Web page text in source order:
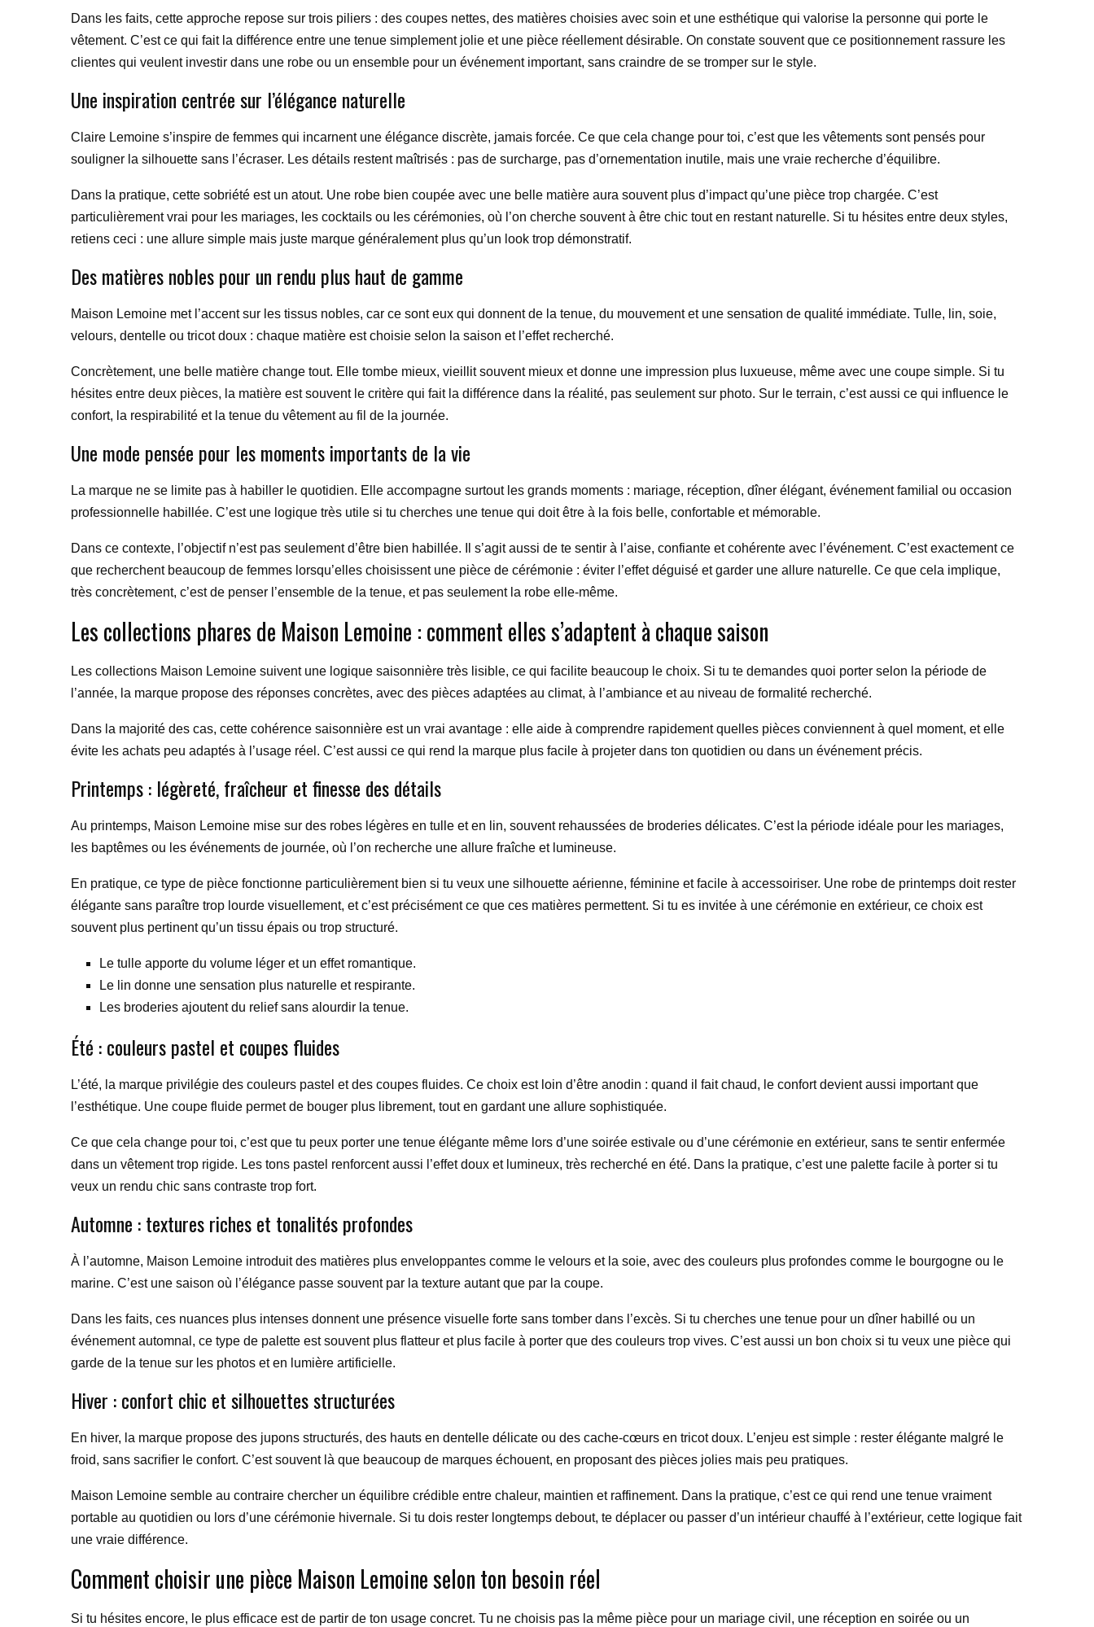
Dans les faits, cette approche repose sur trois piliers : des coupes nettes, des matières choisies avec soin et une esthétique qui valorise la personne qui porte le
vêtement. C’est ce qui fait la différence entre une tenue simplement jolie et une pièce réellement désirable. On constate souvent que ce positionnement rassure les
clientes qui veulent investir dans une robe ou un ensemble pour un événement important, sans craindre de se tromper sur le style.
Une inspiration centrée sur l’élégance naturelle
Claire Lemoine s’inspire de femmes qui incarnent une élégance discrète, jamais forcée. Ce que cela change pour toi, c’est que les vêtements sont pensés pour
souligner la silhouette sans l’écraser. Les détails restent maîtrisés : pas de surcharge, pas d’ornementation inutile, mais une vraie recherche d’équilibre.
Dans la pratique, cette sobriété est un atout. Une robe bien coupée avec une belle matière aura souvent plus d’impact qu’une pièce trop chargée. C’est
particulièrement vrai pour les mariages, les cocktails ou les cérémonies, où l’on cherche souvent à être chic tout en restant naturelle. Si tu hésites entre deux styles,
retiens ceci : une allure simple mais juste marque généralement plus qu’un look trop démonstratif.
Des matières nobles pour un rendu plus haut de gamme
Maison Lemoine met l’accent sur les tissus nobles, car ce sont eux qui donnent de la tenue, du mouvement et une sensation de qualité immédiate. Tulle, lin, soie,
velours, dentelle ou tricot doux : chaque matière est choisie selon la saison et l’effet recherché.
Concrètement, une belle matière change tout. Elle tombe mieux, vieillit souvent mieux et donne une impression plus luxueuse, même avec une coupe simple. Si tu
hésites entre deux pièces, la matière est souvent le critère qui fait la différence dans la réalité, pas seulement sur photo. Sur le terrain, c’est aussi ce qui influence le
confort, la respirabilité et la tenue du vêtement au fil de la journée.
Une mode pensée pour les moments importants de la vie
La marque ne se limite pas à habiller le quotidien. Elle accompagne surtout les grands moments : mariage, réception, dîner élégant, événement familial ou occasion
professionnelle habillée. C’est une logique très utile si tu cherches une tenue qui doit être à la fois belle, confortable et mémorable.
Dans ce contexte, l’objectif n’est pas seulement d’être bien habillée. Il s’agit aussi de te sentir à l’aise, confiante et cohérente avec l’événement. C’est exactement ce
que recherchent beaucoup de femmes lorsqu’elles choisissent une pièce de cérémonie : éviter l’effet déguisé et garder une allure naturelle. Ce que cela implique,
très concrètement, c’est de penser l’ensemble de la tenue, et pas seulement la robe elle-même.
Les collections phares de Maison Lemoine : comment elles s’adaptent à chaque saison
Les collections Maison Lemoine suivent une logique saisonnière très lisible, ce qui facilite beaucoup le choix. Si tu te demandes quoi porter selon la période de
l’année, la marque propose des réponses concrètes, avec des pièces adaptées au climat, à l’ambiance et au niveau de formalité recherché.
Dans la majorité des cas, cette cohérence saisonnière est un vrai avantage : elle aide à comprendre rapidement quelles pièces conviennent à quel moment, et elle
évite les achats peu adaptés à l’usage réel. C’est aussi ce qui rend la marque plus facile à projeter dans ton quotidien ou dans un événement précis.
Printemps : légèreté, fraîcheur et finesse des détails
Au printemps, Maison Lemoine mise sur des robes légères en tulle et en lin, souvent rehaussées de broderies délicates. C’est la période idéale pour les mariages,
les baptêmes ou les événements de journée, où l’on recherche une allure fraîche et lumineuse.
En pratique, ce type de pièce fonctionne particulièrement bien si tu veux une silhouette aérienne, féminine et facile à accessoiriser. Une robe de printemps doit rester
élégante sans paraître trop lourde visuellement, et c’est précisément ce que ces matières permettent. Si tu es invitée à une cérémonie en extérieur, ce choix est
souvent plus pertinent qu’un tissu épais ou trop structuré.
Le tulle apporte du volume léger et un effet romantique.
Le lin donne une sensation plus naturelle et respirante.
Les broderies ajoutent du relief sans alourdir la tenue.
Été : couleurs pastel et coupes fluides
L’été, la marque privilégie des couleurs pastel et des coupes fluides. Ce choix est loin d’être anodin : quand il fait chaud, le confort devient aussi important que
l’esthétique. Une coupe fluide permet de bouger plus librement, tout en gardant une allure sophistiquée.
Ce que cela change pour toi, c’est que tu peux porter une tenue élégante même lors d’une soirée estivale ou d’une cérémonie en extérieur, sans te sentir enfermée
dans un vêtement trop rigide. Les tons pastel renforcent aussi l’effet doux et lumineux, très recherché en été. Dans la pratique, c’est une palette facile à porter si tu
veux un rendu chic sans contraste trop fort.
Automne : textures riches et tonalités profondes
À l’automne, Maison Lemoine introduit des matières plus enveloppantes comme le velours et la soie, avec des couleurs plus profondes comme le bourgogne ou le
marine. C’est une saison où l’élégance passe souvent par la texture autant que par la coupe.
Dans les faits, ces nuances plus intenses donnent une présence visuelle forte sans tomber dans l’excès. Si tu cherches une tenue pour un dîner habillé ou un
événement automnal, ce type de palette est souvent plus flatteur et plus facile à porter que des couleurs trop vives. C’est aussi un bon choix si tu veux une pièce qui
garde de la tenue sur les photos et en lumière artificielle.
Hiver : confort chic et silhouettes structurées
En hiver, la marque propose des jupons structurés, des hauts en dentelle délicate ou des cache-cœurs en tricot doux. L’enjeu est simple : rester élégante malgré le
froid, sans sacrifier le confort. C’est souvent là que beaucoup de marques échouent, en proposant des pièces jolies mais peu pratiques.
Maison Lemoine semble au contraire chercher un équilibre crédible entre chaleur, maintien et raffinement. Dans la pratique, c’est ce qui rend une tenue vraiment
portable au quotidien ou lors d’une cérémonie hivernale. Si tu dois rester longtemps debout, te déplacer ou passer d’un intérieur chauffé à l’extérieur, cette logique fait
une vraie différence.
Comment choisir une pièce Maison Lemoine selon ton besoin réel
Si tu hésites encore, le plus efficace est de partir de ton usage concret. Tu ne choisis pas la même pièce pour un mariage civil, une réception en soirée ou un